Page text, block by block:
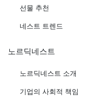
선물 추천
네스트 트렌드
노르딕네스트
노르딕네스트 소개
기업의 사회적 책임